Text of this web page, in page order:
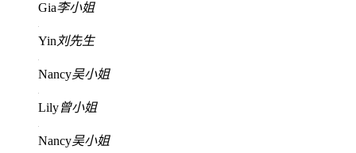
Gia李小姐
Yin 刘先生
Nancy吴小姐
Lily曾小姐
Nancy吴小姐